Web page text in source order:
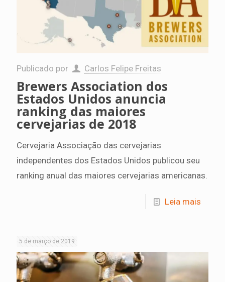
Publicado por Carlos Felipe Freitas
Brewers Association dos
Estados Unidos anuncia
ranking das maiores
cervejarias de 2018
Cervejaria Associação das cervejarias
independentes dos Estados Unidos publicou seu
ranking anual das maiores cervejarias americanas.
Leia mais
5 de março de 2019